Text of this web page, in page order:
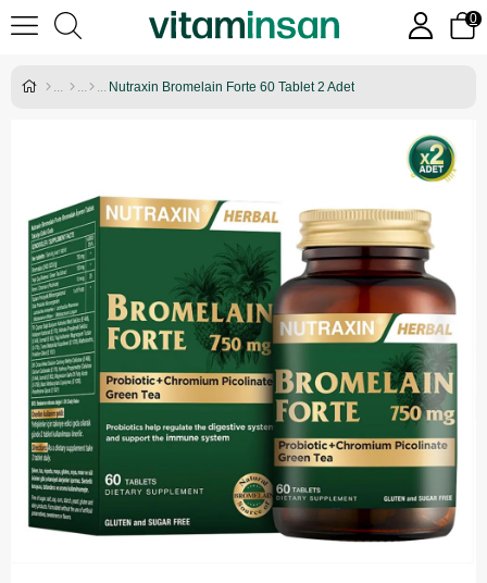
0
Nutraxin Bromelain Forte 60 Tablet 2 Adet